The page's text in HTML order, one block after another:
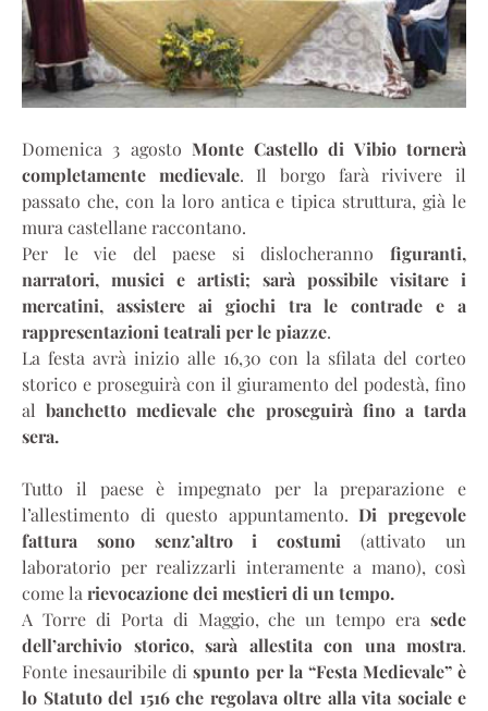
Domenica 3 agosto Monte Castello di Vibio tornerà
completamente medievale. Il borgo farà rivivere il
passato che, con la loro antica e tipica struttura, già le
mura castellane raccontano.
Per le vie del paese si dislocheranno figuranti,
narratori, musici e artisti; sarà possibile visitare i
mercatini, assistere ai giochi tra le contrade e a
rappresentazioni teatrali per le piazze.
La festa avrà inizio alle 16,30 con la sfilata del corteo
storico e proseguirà con il giuramento del podestà, fino
albanchetto medievale che proseguirà fino a tarda
sera.
Tutto il paese è impegnato per la preparazione e
l’allestimento di questo appuntamento.Di pregevole
fattura sono senz’altro i costumi (attivato un
laboratorio per realizzarli interamente a mano), così
come la rievocazione dei mestieri di un tempo.
A Torre di Porta di Maggio, che un tempo era sede
dell’archivio storico, sarà allestita con una mostra.
Fonte inesauribile dispunto per la “Festa Medievale” è
lo Statuto del 1516 che regolava oltre alla vita sociale e